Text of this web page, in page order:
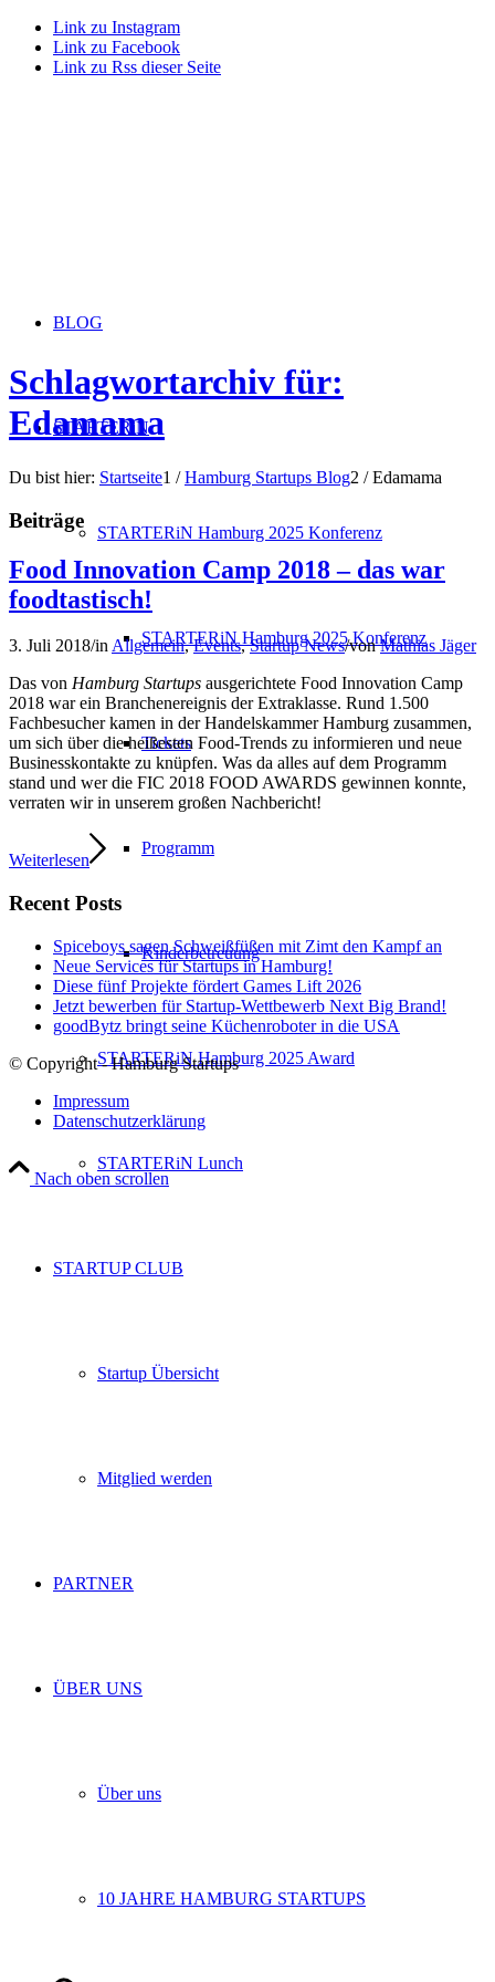
Link zu Instagram
Link zu Facebook
Link zu Rss dieser Seite
BLOG
STARTERiN
STARTERiN Hamburg 2025 Konferenz
STARTERiN Hamburg 2025 Konferenz
Tickets
Programm
Kinderbetreuung
STARTERiN Hamburg 2025 Award
STARTERiN Lunch
STARTUP CLUB
Startup Übersicht
Mitglied werden
PARTNER
ÜBER UNS
Über uns
10 JAHRE HAMBURG STARTUPS
Schlagwortarchiv für:
Edamama
Du bist hier: Startseite1 / Hamburg Startups Blog2 / Edamama
Beiträge
Food Innovation Camp 2018 – das war
foodtastisch!
3. Juli 2018/inAllgemein,Events,Startup News/vonMathias Jäger
Das von Hamburg Startups ausgerichtete Food Innovation Camp
2018 war ein Branchenereignis der Extraklasse. Rund 1.500
Fachbesucher kamen in der Handelskammer Hamburg zusammen,
um sich über die heißesten Food-Trends zu informieren und neue
Businesskontakte zu knüpfen. Was da alles auf dem Programm
stand und wer die FIC 2018 FOOD AWARDS gewinnen konnte,
verraten wir in unserem großen Nachbericht!
Weiterlesen
Recent Posts
Spiceboys sagen Schweißfüßen mit Zimt den Kampf an
Neue Services für Startups in Hamburg!
Diese fünf Projekte fördert Games Lift 2026
Jetzt bewerben für Startup-Wettbewerb Next Big Brand!
goodBytz bringt seine Küchenroboter in die USA
© Copyright - Hamburg Startups
Impressum
Datenschutzerklärung
Nach oben scrollen